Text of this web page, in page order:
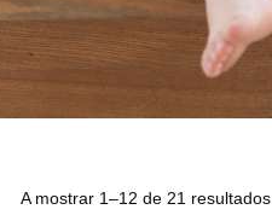
A mostrar 1–12 de 21 resultados